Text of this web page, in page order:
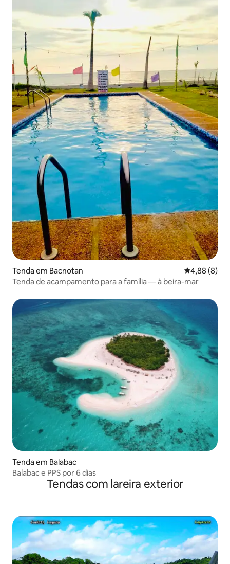
Tenda em Bacnotan
4,88 (8)
Tenda de acampamento para a família — à beira-mar
Tenda em Balabac
Balabac e PPS por 6 dias
Tendas com lareira exterior